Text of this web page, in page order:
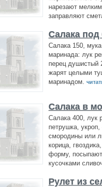
нарезают
заправляют
Салака
Салака 150,
маринада: лук
перец душистый
жарят целыми
маринадом.
Салака в
Салака 400, лук
петрушка,
смородины или
корица,
форму,
кусочками
Рулет из